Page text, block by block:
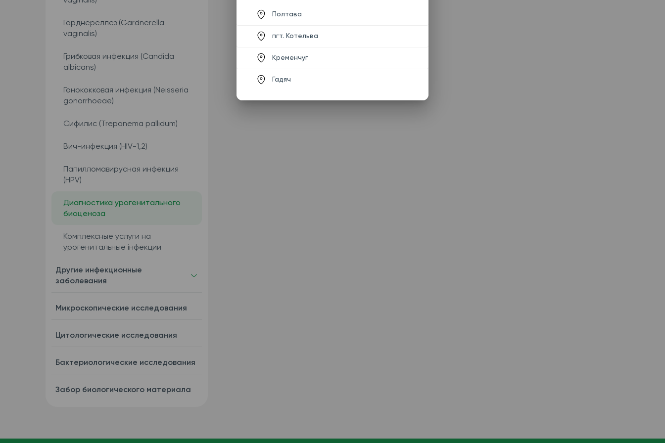
Гарднереллез (Gardnerella
vaginalis)
Грибковая инфекция (Candida
albicans)
Гонококковая инфекция (Neisseria
gonorrhoeae)
Сифилис (Treponema pallidum)
Вич-инфекция (HIV-1,2)
Папилломавирусная инфекция
(HPV)
Диагностика урогенитального
биоценоза
Комплексные услуги на
урогенитальные інфекции
Другие инфекционные
заболевания
Микроскопические исследования
Цитологические исследования
Бактериологические исследования
Забор биологического материала
Полтава
пгт. Котельва
Кременчуг
Гадяч